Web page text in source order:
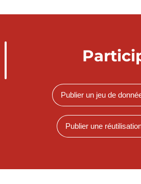
Publier un jeu de
Publier une